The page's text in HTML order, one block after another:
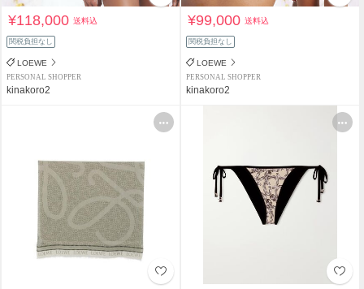
¥118,000送料込
関税負担なし
LOEWE
PERSONAL SHOPPER
kinakoro2
¥99,000送料込
関税負担なし
LOEWE
PERSONAL SHOPPER
kinakoro2